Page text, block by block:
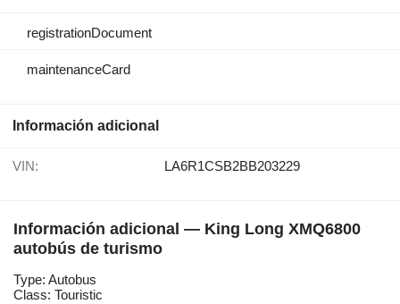
registrationDocument
maintenanceCard
Información adicional
VIN: LA6R1CSB2BB203229
Información adicional — King Long XMQ6800
autobús de turismo
Type: Autobus
Class: Touristic